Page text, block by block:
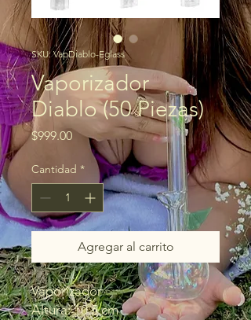
SKU: VapDiablo-Eglass
Vaporizador
Diablo (50 Piezas)
$999.00Precio
Cantidad *
Agregar al carrito
Vaporizador
Altura: 10.5 cm